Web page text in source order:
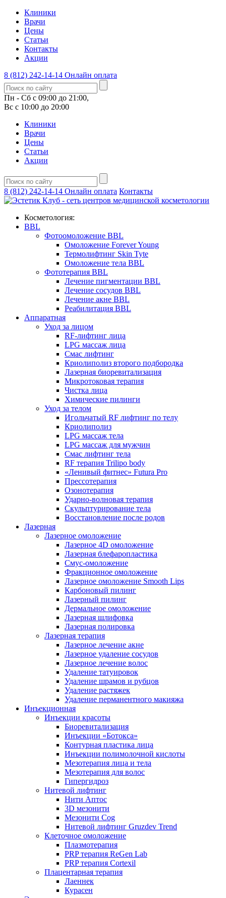
Клиники
Врачи
Цены
Статьи
Контакты
Акции
8 (812) 242-14-14 Онлайн оплата
Пн - Сб с 09:00 до 21:00,
Вс с 10:00 до 20:00
Клиники
Врачи
Цены
Статьи
Акции
8 (812) 242-14-14 Онлайн оплата Контакты
Косметология:
BBL
Фотоомоложение BBL
Омоложение Forever Young
Термолифтинг Skin Tyte
Омоложение тела BBL
Фототерапия BBL
Лечение пигментации BBL
Лечение сосудов BBL
Лечение акне BBL
Реабилитация BBL
Аппаратная
Уход за лицом
RF-лифтинг лица
LPG массаж лица
Смас лифтинг
Криолиполиз второго подбородка
Лазерная биоревитализация
Микротоковая терапия
Чистка лица
Химические пилинги
Уход за телом
Игольчатый RF лифтинг по телу
Криолиполиз
LPG массаж тела
LPG массаж для мужчин
Смас лифтинг тела
RF терапия Trilipo body
«Ленивый фитнес» Futura Pro
Прессотерапия
Озонотерапия
Ударно-волновая терапия
Скульптурирование тела
Восстановление после родов
Лазерная
Лазерное омоложение
Лазерное 4D омоложение
Лазерная блефаропластика
Смус-омоложение
Фракционное омоложение
Лазерное омоложение Smooth Lips
Карбоновый пилинг
Лазерный пилинг
Дермальное омоложение
Лазерная шлифовка
Лазерная полировка
Лазерная терапия
Лазерное лечение акне
Лазерное удаление сосудов
Лазерное лечение волос
Удаление татуировок
Удаление шрамов и рубцов
Удаление растяжек
Удаление перманентного макияжа
Инъекционная
Инъекции красоты
Биоревитализация
Инъекции «Ботокса»
Контурная пластика лица
Инъекции полимолочной кислоты
Мезотерапия лица и тела
Мезотерапия для волос
Гипергидроз
Нитевой лифтинг
Нити Аптос
3D мезонити
Мезонити Cog
Нитевой лифтинг Gruzdev Trend
Клеточное омоложение
Плазмотерапия
PRP терапия ReGen Lab
PRP терапия Cortexil
Плацентарная терапия
Лаеннек
Курасен